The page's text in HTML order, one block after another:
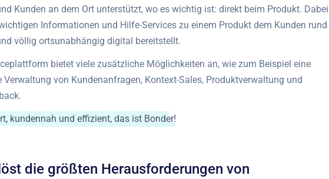
Kunden an dem Ort unterstützt, wo es wichtig ist: direkt beim Produkt. Dabei
Informationen und Hilfe-Services zu einem Produkt dem Kunden rund
völlig ortsunabhängig digital bereitstellt.
bietet viele zusätzliche Möglichkeiten an, wie zum Beispiel eine
Verwaltung von Kundenanfragen, Kontext-Sales, Produktverwaltung und
kundennah und effizient, das ist Bonder!
die größten Herausforderungen von